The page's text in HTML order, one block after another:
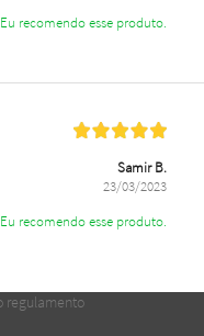
Eu recomendo esse produto.
Samir B.
23/03/2023
Eu recomendo esse produto.